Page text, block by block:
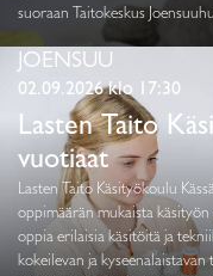
suoraan Taitokeskus
JOENSUU
02.09.2026 klo 17:30
Lasten Taito
vuotiaat
Lasten Taito Käsityökoulu
oppimäärän mukaista
oppia erilaisia käsitöitä ja
kokeilevan ja